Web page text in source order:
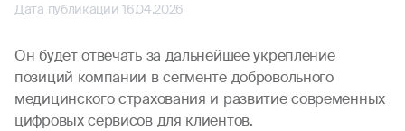
Дата публикации 16.04.2026
Он будет отвечать за дальнейшее укрепление
позиций компании в сегменте добровольного
медицинского страхования и развитие современных
цифровых сервисов для клиентов.